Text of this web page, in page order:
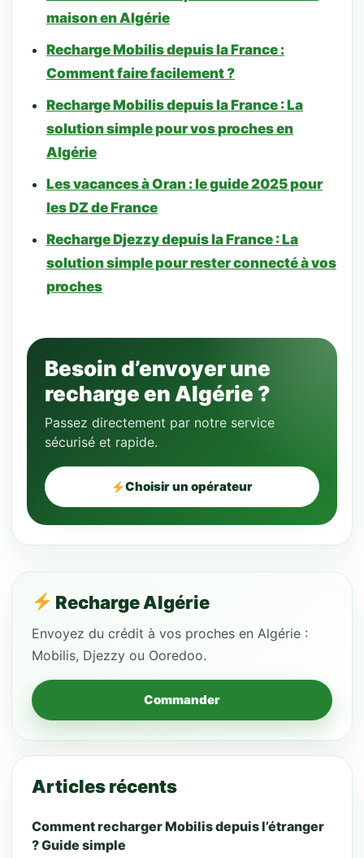
maison en Algérie
Recharge Mobilis depuis la France :
Comment faire facilement ?
Recharge Mobilis depuis la France : La
solution simple pour vos proches en
Algérie
Les vacances à Oran : le guide 2025 pour
les DZ de France
Recharge Djezzy depuis la France : La
solution simple pour rester connecté à vos
proches
Besoin d’envoyer une
recharge en Algérie ?
Passez directement par notre service
sécurisé et rapide.
Choisir un opérateur
Recharge Algérie
Envoyez du crédit à vos proches en Algérie :
Mobilis, Djezzy ou Ooredoo.
Commander
Articles récents
Comment recharger Mobilis depuis l’étranger
? Guide simple